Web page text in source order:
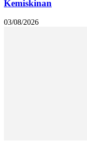
Kemiskinan
03/08/2026